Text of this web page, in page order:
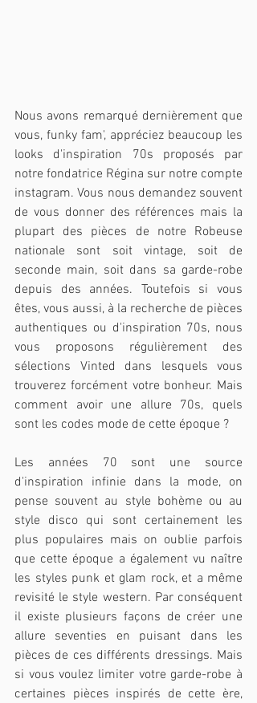
Nous avons remarqué dernièrement que
vous, funky fam', appréciez beaucoup les
looks d'inspiration 70s proposés par
notre fondatrice Régina sur notre compte
instagram. Vous nous demandez souvent
de vous donner des références mais la
plupart des pièces de notre Robeuse
nationale sont soit vintage, soit de
seconde main, soit dans sa garde-robe
depuis des années. Toutefois si vous
êtes, vous aussi, à la recherche de pièces
authentiques ou d'inspiration 70s, nous
vous proposons régulièrement des
sélections Vinted dans lesquels vous
trouverez forcément votre bonheur. Mais
comment avoir une allure 70s, quels
sont les codes mode de cette époque ?
Les années 70 sont une source
d'inspiration infinie dans la mode, on
pense souvent au style bohème ou au
style disco qui sont certainement les
plus populaires mais on oublie parfois
que cette époque a également vu naître
les styles punk et glam rock, et a même
revisité le style western. Par conséquent
il existe plusieurs façons de créer une
allure seventies en puisant dans les
pièces de ces différents dressings. Mais
si vous voulez limiter votre garde-robe à
certaines pièces inspirés de cette ère,